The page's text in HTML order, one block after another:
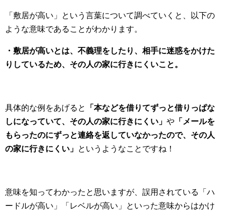
「敷居が高い」という言葉について調べていくと、以下の
ような意味であることがわかります。
・敷居が高いとは、不義理をしたり、相手に迷惑をかけた
りしているため、その人の家に行きにくいこと。
具体的な例をあげると 「本などを借りてずっと借りっぱな
しになっていて、その人の家に行きにくい」 や 「メールを
もらったのにずっと連絡を返していなかったので、その人
の家に行きにくい」 というようなことですね！
意味を知ってわかったと思いますが、誤用されている「ハ
ードルが高い」「レベルが高い」といった意味からはかけ